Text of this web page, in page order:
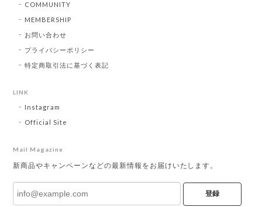
COMMUNITY
MEMBERSHIP
お問い合わせ
プライバシーポリシー
特定商取引法に基づく表記
LINK
Instagram
Official Site
Mail Magazine
新商品やキャンペーンなどの最新情報をお届けいたします。
登録